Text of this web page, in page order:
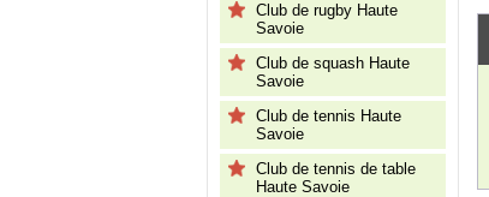
Club de rugby Haute
Savoie
Club de squash Haute
Savoie
Club de tennis Haute
Savoie
Club de tennis de table
Haute Savoie